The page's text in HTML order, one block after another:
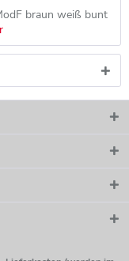
braun weiß bunt